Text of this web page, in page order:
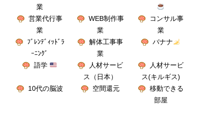
業
営業代行事
業
WEB制作事
業
コンサル事
業
ﾌﾞﾚﾝﾃﾞｨｯﾄﾞﾗ
ｰﾆﾝｸﾞ
解体工事事
業
バナナ
語学
人材サービ
ス（日本）
人材サービ
ス(キルギス)
10代の脳波
空間還元
移動できる
部屋